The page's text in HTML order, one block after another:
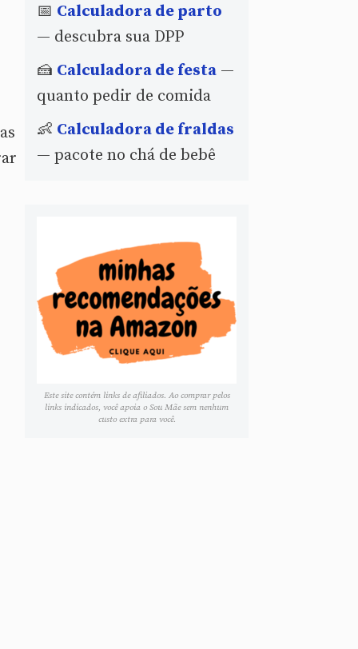
📅 Calculadora de parto
— descubra sua DPP
🍰 Calculadora de festa —
quanto pedir de comida
👶 Calculadora de fraldas
— pacote no chá de bebê
Este site contém links de afiliados. Ao comprar pelos
links indicados, você apoia o Sou Mãe sem nenhum
custo extra para você.